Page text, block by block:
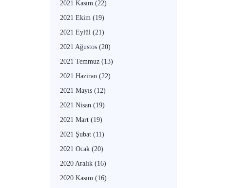
2021 Kasım (22)
2021 Ekim (19)
2021 Eylül (21)
2021 Ağustos (20)
2021 Temmuz (13)
2021 Haziran (22)
2021 Mayıs (12)
2021 Nisan (19)
2021 Mart (19)
2021 Şubat (11)
2021 Ocak (20)
2020 Aralık (16)
2020 Kasım (16)